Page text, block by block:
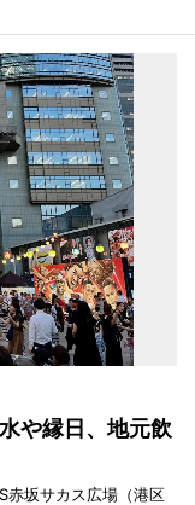
や縁日、地元飲
赤坂サカス広場（港区